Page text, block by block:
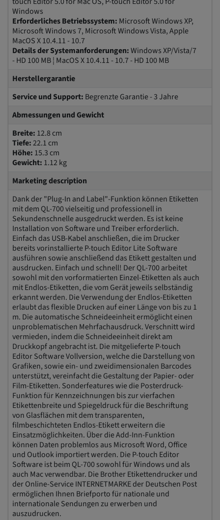
Windows
Erforderliches Betriebssystem: Microsoft Windows XP,
Microsoft Windows 7, Microsoft Windows Vista, Apple
MacOS X 10.4.11 - 10.7
Details der Systemanforderungen:Windows XP/Vista/7
- HD 100 MB ¦ MacOS X 10.4.11 - 10.7 - HD 100 MB
Herstellergarantie
Service und Support: Begrenzte Garantie - 3 Jahre
Abmessungen und Gewicht
Breite: 12.8 cm
Tiefe:22.1 cm
Höhe: 15.3 cm
Gewicht: 1.12 kg
Marketing description
Dank der "Plug-In and Label"-Funktion können Etiketten
mit dem QL-700 vielseitig und professionell in
Sekundenschnelle ausgedruckt werden. Es ist keine
Installation von Software und Treiber erforderlich.
Einfach das USB-Kabel anschließen, die im Drucker
bereits vorinstallierte P-touch Editor Lite Software
ausführen sowie anschließend das Etikett gestalten und
ausdrucken. Einfach und schnell! Der QL-700 arbeitet
sowohl mit den vorformatierten Einzel-Etiketten als auch
mit Endlos-Etiketten, die vom Gerät jeweils selbständig
erkannt werden. Die Verwendung der Endlos-Etiketten
erlaubt das flexible Drucken auf einer Länge von bis zu 1
m. Die automatische Schneideeinheit ermöglicht einen
unproblematischen Mehrfachausdruck. Verschnitt wird
vermieden, indem die Schneideeinheit direkt am
Druckkopf angebracht ist. Die mitgelieferte P-touch
Editor Software Vollversion, welche die Darstellung von
Grafiken, sowie ein- und zweidimensionalen Barcodes
unterstützt, vereinfacht die Gestaltung der Papier- oder
Film-Etiketten. Sonderfeatures wie die Posterdruck-
Funktion für Kennzeichnungen bis zur vierfachen
Etikettenbreite und Spiegeldruck für die Beschriftung
von Glasflächen mit dem transparenten,
filmbeschichteten Endlos-Etikett erweitern die
Einsatzmöglichkeiten. Über die Add-Inn-Funktion
können Daten problemlos aus Microsoft Word, Office
und Outlook importiert werden. Die P-touch Editor
Software ist beim QL-700 sowohl für Windows und als
auch Mac verwendbar. Die Brother Etikettendrucker und
der Online-Service INTERNETMARKE der Deutschen Post
ermöglichen Ihnen Briefporto für nationale und
internationale Sendungen zu erwerben und
auszudrucken.